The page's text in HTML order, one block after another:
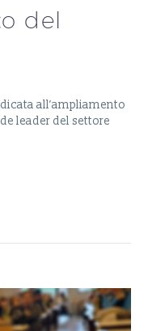
del
all’ampliamento
leader del settore